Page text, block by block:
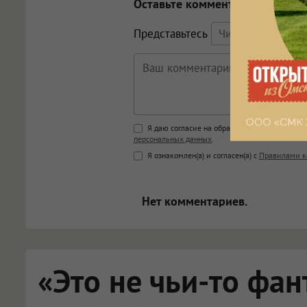
Оставьте комментарий
Представьтесь
Поддержка HTML
<b>, <strong>, <u>, <i>, <em>,
<blockquote>, <code>
Я даю согласие на обработку моих
персональных данных.
Я ознакомлен(а) и согласен(а) с Правилами
Нет комментариев.
«Это не чьи-то